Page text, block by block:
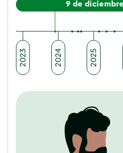
2023
9 de
2024 2025